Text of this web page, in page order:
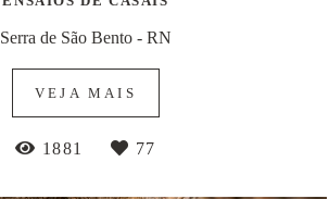
Serra de São Bento - RN
VEJA MAIS
1881 77